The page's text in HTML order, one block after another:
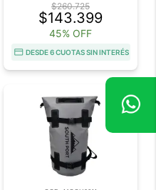
$260.725
$143.399
45% OFF
DESDE 6 CUOTAS SIN INTERÉS